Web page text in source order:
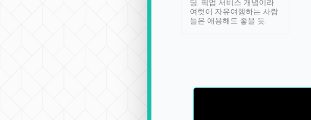
딩. 픽업 서비스 개념이라
여럿이 자유여행하는 사람
들은 애용해도 좋을 듯.